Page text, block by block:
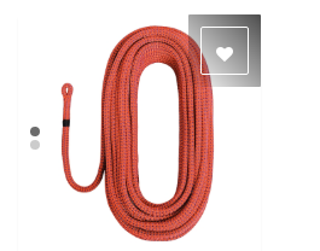
opciones
se
pueden
elegir
en
la
página
de
producto